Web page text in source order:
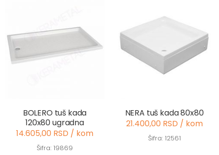
BOLERO tuš kada
120x80 ugradna
14.605,00 RSD / kom
Šifra: 19869
NERA tuš kada 80x80
21.400,00 RSD / kom
Šifra: 12561